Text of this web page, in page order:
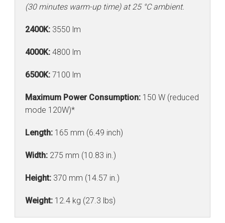
(30 minutes warm-up time) at 25 °C ambient.
2400K: 3550 lm
4000K: 4800 lm
6500K: 7100 lm
Maximum Power Consumption: 150 W (reduced
mode 120W)*
Length: 165 mm (6.49 inch)
Width: 275 mm (10.83 in.)
Height: 370 mm (14.57 in.)
Weight: 12.4 kg (27.3 lbs)